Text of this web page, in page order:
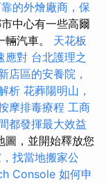
的外燴廠商，保
中心有一些高爾
汽車。 天花板
應對 台北護理之
店區的安養院，
析 花葬陽明山，
摩排毒療程 工商
都發揮最大效益
圖，並開始釋放您
找當地搬家公
Console 如何申